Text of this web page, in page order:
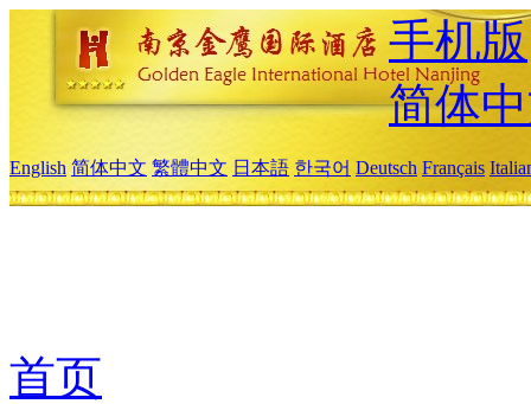
手机版
简体
English 简体中文 繁體中文 日本語 한국어 Deutsch Français
首页